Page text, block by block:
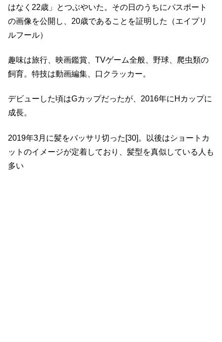
はなく22歳」とつぶやいた。その日のうちにパスポート
の画像を公開し、20歳であることを証明した（エイプリ
ルフール）
趣味は旅行、映画鑑賞、TVゲーム全般、野球、爬虫類の
飼育。特技は動画編集、口クラッカー。
デビューした頃はGカップだったが、2016年にHカップに
成長。
2019年3月に髪をバッサリ切った[30]。以後はショートカ
ットのイメージが定着しており、髪型を真似している人も
多い